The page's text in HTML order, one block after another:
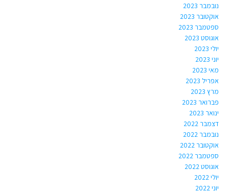
נובמבר 2023
אוקטובר 2023
ספטמבר 2023
אוגוסט 2023
יולי 2023
יוני 2023
מאי 2023
אפריל 2023
מרץ 2023
פברואר 2023
ינואר 2023
דצמבר 2022
נובמבר 2022
אוקטובר 2022
ספטמבר 2022
אוגוסט 2022
יולי 2022
יוני 2022